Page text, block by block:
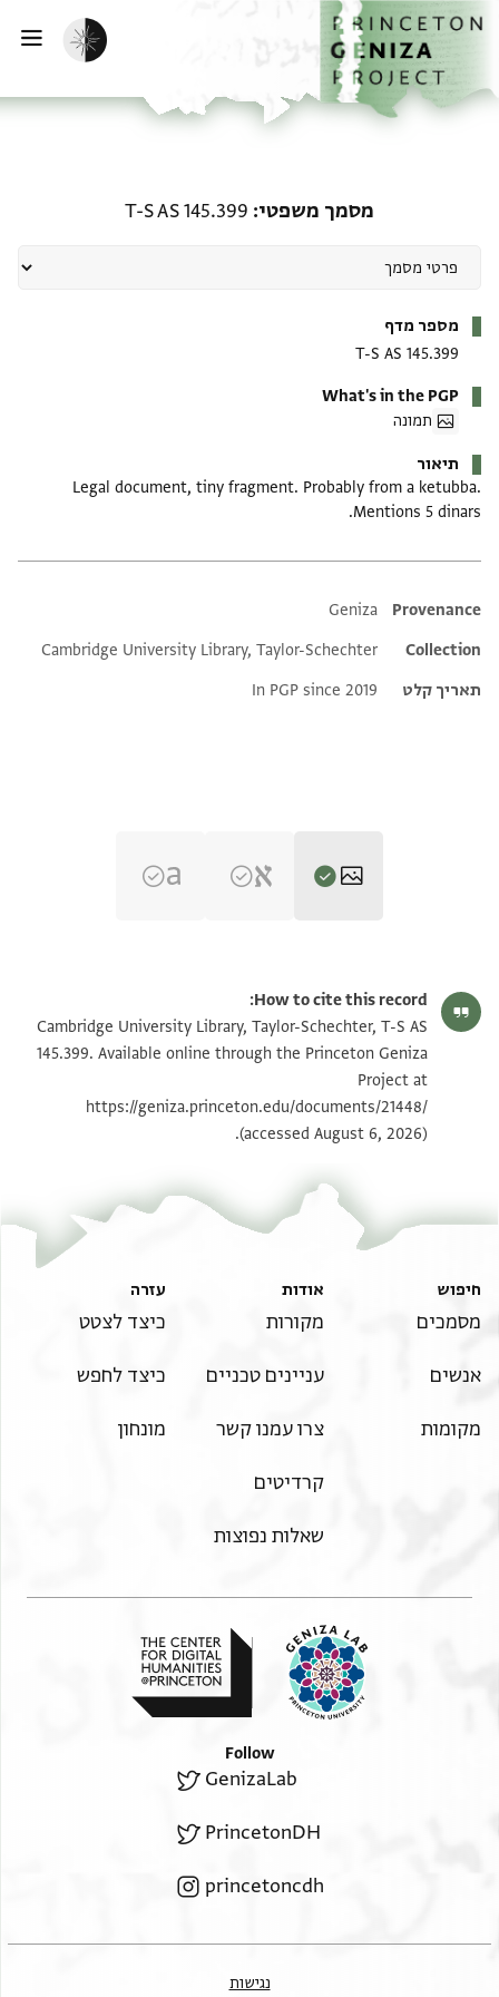
לתוכןהבית
הפעלת מצב כהה
מסמך משפטי T-S AS 145.399
מספר מדף
T-S AS 145.399
What's in the PGP
תמונה
תיאור
Legal document, tiny fragment. Probably from a ketubba.
Mentions 5 dinars.
Additional metadata
Provenance
Geniza
Collection
Cambridge University Library, Taylor-Schechter
תאריך קלט
In PGP since 2019
T-S AS 145.399 1v הגדל וסובב
תנאי היתר שימוש בתצלום
How to cite this record:
Cambridge University Library, Taylor-Schechter, T-S AS
145.399. Available online through the Princeton Geniza
Project at
https://geniza.princeton.edu/documents/21448/
(accessed August 6, 2026).
חיפוש
מסמכים
אנשים
מקומות
אודות
מקורות
עניינים טכניים
צרו עמנו קשר
קרדיטים
שאלות נפוצות
עזרה
כיצד לצטט
כיצד לחפש
מונחון
Follow
GenizaLab
PrincetonDH
princetoncdh
נגישות